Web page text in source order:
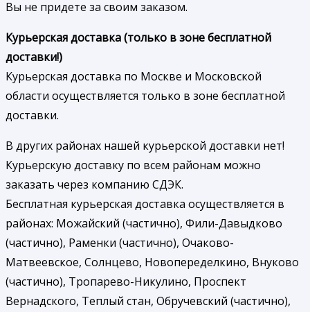
Вы не придете за своим заказом.
Курьерская доставка (только в зоне бесплатной
доставки!)
Курьерская доставка по Москве и Московской
области осуществляется только в зоне бесплатной
доставки.
В других районах нашей курьерской доставки нет!
Курьерскую доставку по всем районам можно
заказать через компанию СДЭК.
Бесплатная курьерская доставка осуществляется в
районах: Можайский (частично), Фили-Давыдково
(частично), Раменки (частично), Очаково-
Матвеевское, Солнцево, Новопеределкино, Внуково
(частично), Тропарево-Никулино, Проспект
Вернадского, Теплый стан, Обручевский (частично),